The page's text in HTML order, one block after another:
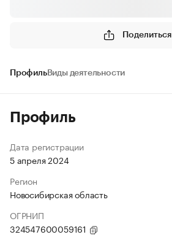
Поделиться
ПрофильВиды деятельности
Профиль
Дата регистрации
5 апреля 2024
Регион
Новосибирская область
ОГРНИП
324547600059161